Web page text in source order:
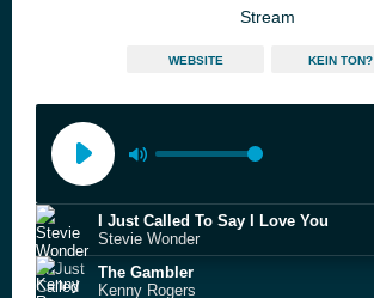
Stream
WEBSITE KEIN TON?
I Just Called To Say I Love You
Stevie Wonder
The Gambler
Kenny Rogers